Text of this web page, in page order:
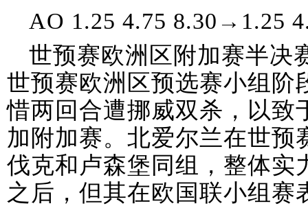
AO 1.25 4.75 8.30→1.25
世预赛欧洲区附加赛半决
世预赛欧洲区预选赛小组阶
惜两回合遭挪威双杀，以致
加附加赛。北爱尔兰在世预
伐克和卢森堡同组，整体实
之后，但其在欧国联小组